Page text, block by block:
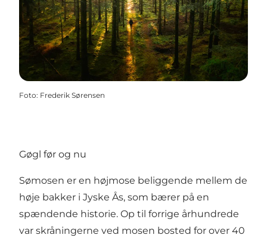
Foto: Frederik Sørensen
Gøgl før og nu
Sømosen er en højmose beliggende mellem de
høje bakker i Jyske Ås, som bærer på en
spændende historie. Op til forrige århundrede
var skråningerne ved mosen bosted for over 40